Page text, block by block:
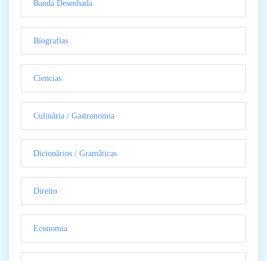
Banda Desenhada
Biografias
Ciencias
Culinãria / Gastronomia
Dicionãrios / Gramãticas
Direito
Economia